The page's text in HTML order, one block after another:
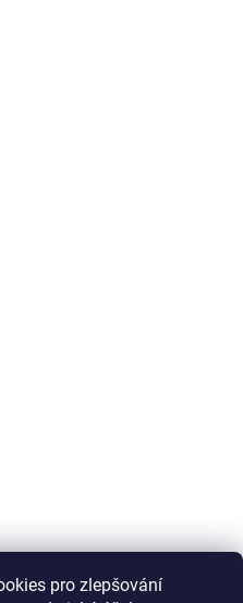
pro zlepšování
Shoptet